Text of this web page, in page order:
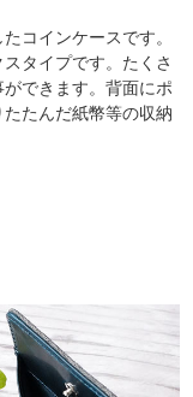
コインケースです。
タイプです。たくさ
できます。背面にポ
たんだ紙幣等の収納